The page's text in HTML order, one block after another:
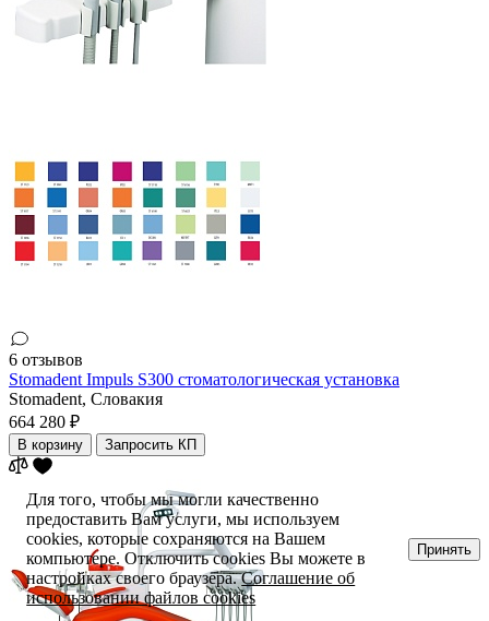
6 отзывов
Stomadent Impuls S300 стоматологическая установка
Stomadent, Словакия
664 280 ₽
В корзину Запросить КП
Для того, чтобы мы могли качественно
предоставить Вам услуги, мы используем
cookies, которые сохраняются на Вашем
компьютере. Отключить cookies Вы можете в
настройках своего браузера.Соглашение об
использовании файлов cookies
Принять